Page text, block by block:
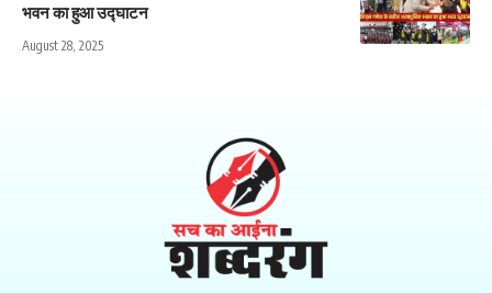
भवन का हुआ उद्घाटन
August 28, 2025